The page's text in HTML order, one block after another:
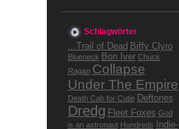
Schlagwörter
...Trail of Dead Biffy Clyro
Blueneck Bon Iver Chuck
Ragan Collapse
Under The Empire
Death Cab for Cutie Deftones
Dredg Fleet Foxes God
is an astronaut Hundreds
Indie-